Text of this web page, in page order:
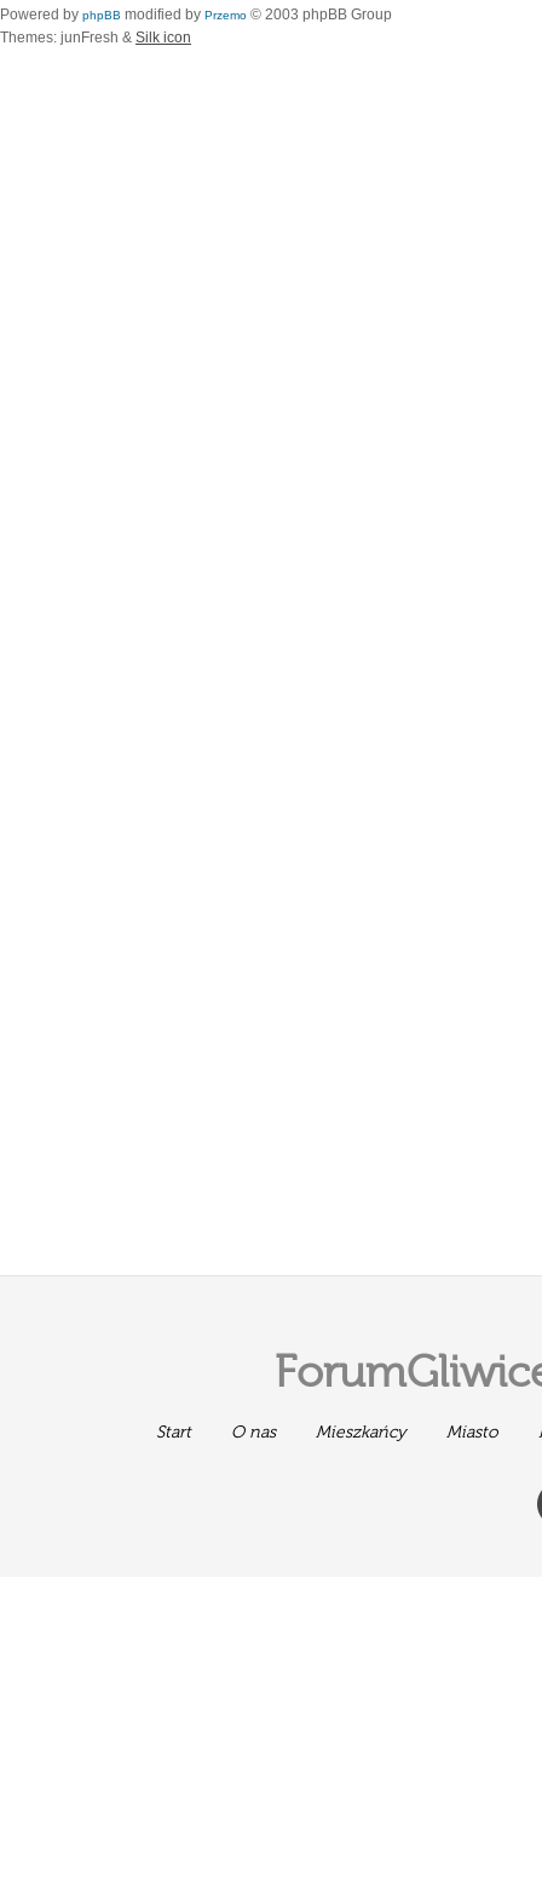
Powered by phpBB modified by Przemo © 2003 phpBB Group
Themes: junFresh & Silk icon
Start O nas Mieszkańcy Miasto